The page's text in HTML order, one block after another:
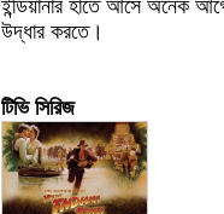
ইন্ডিয়ানার হাতে আসে অনেক
উদ্ধার করতে।
টিভি সিরিজ